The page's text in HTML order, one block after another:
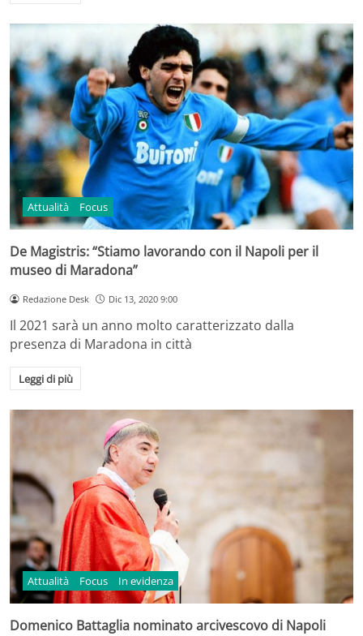
Attualità Focus
De Magistris: “Stiamo lavorando con il Napoli per il
museo di Maradona”
Redazione Desk Dic 13, 2020 9:00
Il 2021 sarà un anno molto caratterizzato dalla
presenza di Maradona in città
Leggi di più
Attualità Focus In evidenza
Domenico Battaglia nominato arcivescovo di Napoli